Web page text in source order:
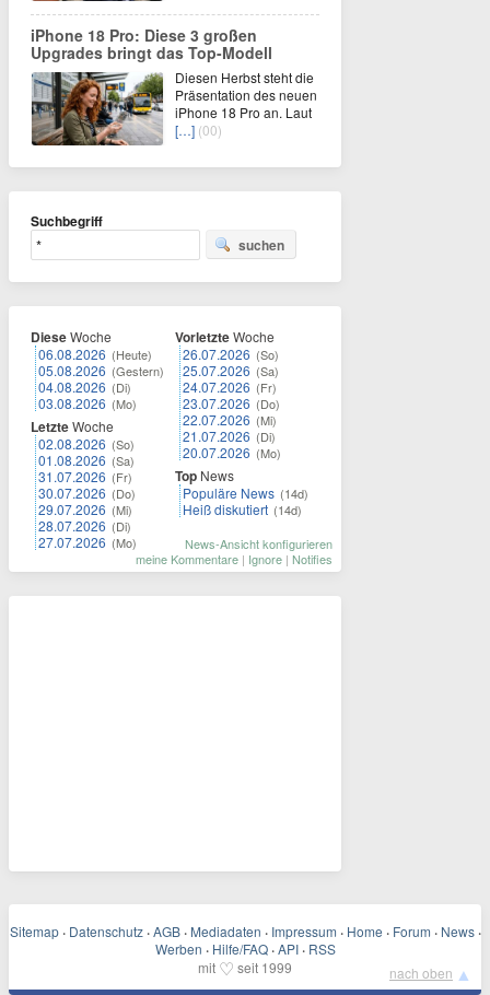
iPhone 18 Pro: Diese 3 großen
Upgrades bringt das Top-Modell
Diesen Herbst steht die
Präsentation des neuen
iPhone 18 Pro an. Laut
[…] (00)
Suchbegriff
suchen
DieseWoche
06.08.2026 (Heute)
05.08.2026 (Gestern)
04.08.2026 (Di)
03.08.2026 (Mo)
LetzteWoche
02.08.2026 (So)
01.08.2026 (Sa)
31.07.2026 (Fr)
30.07.2026 (Do)
29.07.2026 (Mi)
28.07.2026 (Di)
27.07.2026 (Mo)
VorletzteWoche
26.07.2026 (So)
25.07.2026 (Sa)
24.07.2026 (Fr)
23.07.2026 (Do)
22.07.2026 (Mi)
21.07.2026 (Di)
20.07.2026 (Mo)
Top News
Populäre News (14d)
Heiß diskutiert (14d)
News-Ansicht konfigurieren
meine Kommentare | Ignore | Notifies
Sitemap · Datenschutz · AGB · Mediadaten · Impressum · Home · Forum · News ·
Werben · Hilfe/FAQ · API · RSS
mit ♡ seit 1999 nach oben ▲